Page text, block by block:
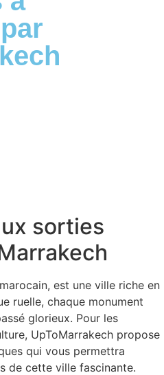
sorties
est une ville riche en
ruelle, chaque monument
glorieux. Pour les
UpToMarrakech propose
qui vous permettra
de cette ville fascinante.